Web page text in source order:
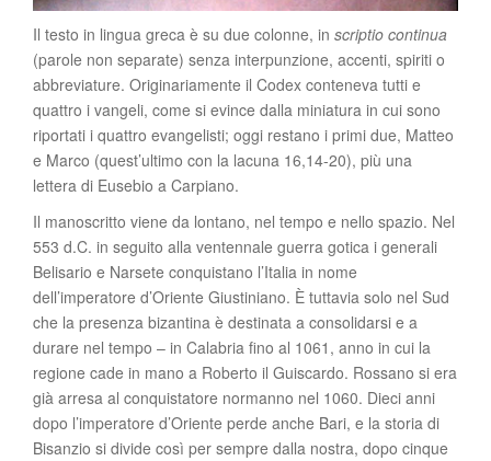
Il testo in lingua greca è su due colonne, in scriptio continua
(parole non separate) senza interpunzione, accenti, spiriti o
abbreviature. Originariamente il Codex conteneva tutti e
quattro i vangeli, come si evince dalla miniatura in cui sono
riportati i quattro evangelisti; oggi restano i primi due, Matteo
e Marco (quest’ultimo con la lacuna 16,14-20), più una
lettera di Eusebio a Carpiano.
Il manoscritto viene da lontano, nel tempo e nello spazio. Nel
553 d.C. in seguito alla ventennale guerra gotica i generali
Belisario e Narsete conquistano l’Italia in nome
dell’imperatore d’Oriente Giustiniano. È tuttavia solo nel Sud
che la presenza bizantina è destinata a consolidarsi e a
durare nel tempo – in Calabria fino al 1061, anno in cui la
regione cade in mano a Roberto il Guiscardo. Rossano si era
già arresa al conquistatore normanno nel 1060. Dieci anni
dopo l’imperatore d’Oriente perde anche Bari, e la storia di
Bisanzio si divide così per sempre dalla nostra, dopo cinque